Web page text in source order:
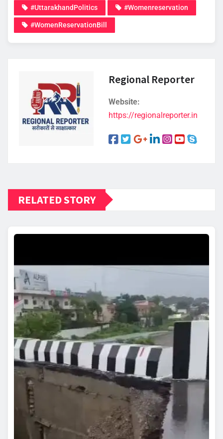
#UttarakhandPolitics #Womenreservation
#WomenReservationBill
Regional Reporter
Website:
https://regionalreporter.in
RELATED STORY